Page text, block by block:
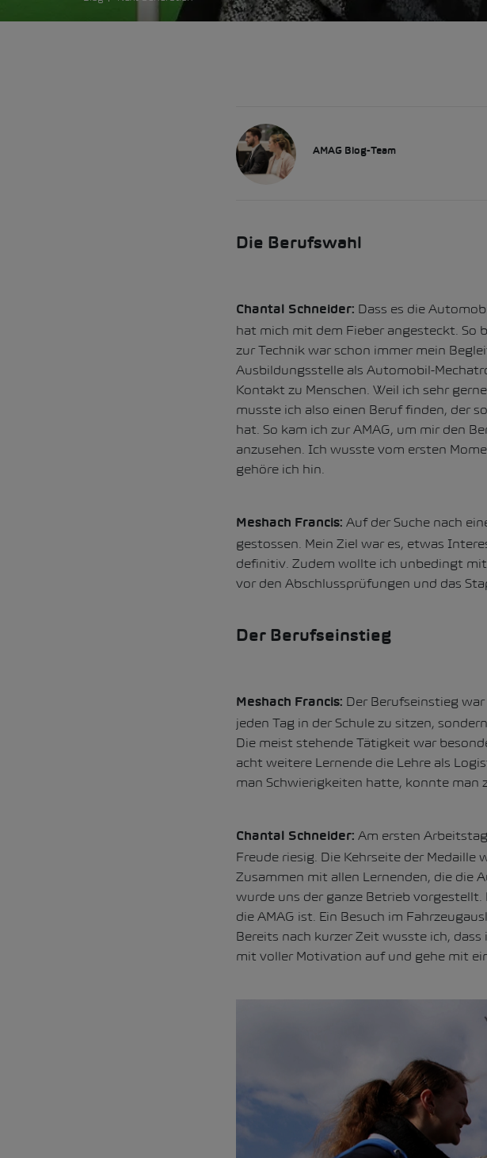
AMAG Blog-Team
Die Berufswahl
Chantal Schneider: Dass es die
hat mich mit dem Fieber angesteckt. So
zur Technik war schon immer mein
Ausbildungsstelle als Automobil-
Kontakt zu Menschen. Weil ich sehr
musste ich also einen Beruf finden, der
hat. So kam ich zur AMAG, um mir den
anzusehen. Ich wusste vom ersten
gehöre ich hin.
Meshach Francis: Auf der Suche nach
gestossen. Mein Ziel war es, etwas
definitiv. Zudem wollte ich unbedingt
vor den Abschlussprüfungen und das
Der Berufseinstieg
Meshach Francis: Der Berufseinstieg
jeden Tag in der Schule zu sitzen,
Die meist stehende Tätigkeit war
acht weitere Lernende die Lehre als
man Schwierigkeiten hatte, konnte man
Chantal Schneider: Am ersten
Freude riesig. Die Kehrseite der
Zusammen mit allen Lernenden, die die
wurde uns der ganze Betrieb
die AMAG ist. Ein Besuch im
Bereits nach kurzer Zeit wusste ich,
mit voller Motivation auf und gehe mit